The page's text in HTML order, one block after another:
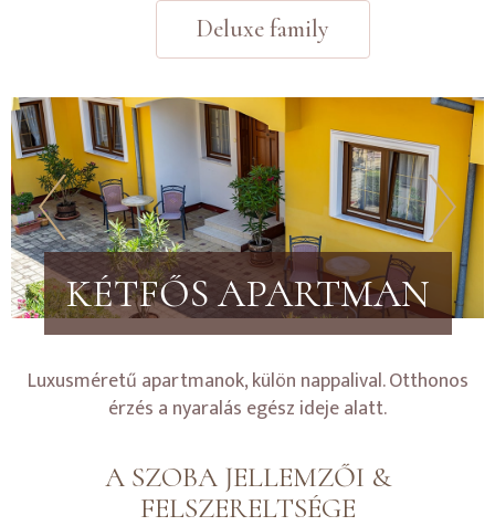
Deluxe family
KÉTFŐS APARTMAN
Luxusméretű apartmanok, külön nappalival. Otthonos
érzés a nyaralás egész ideje alatt.
A SZOBA JELLEMZŐI &
FELSZERELTSÉGE